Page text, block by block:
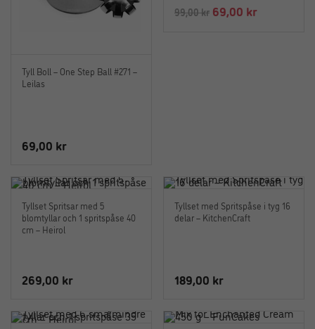
99,00kr Det
69,00 krDet
Tyll Boll – One Step Ball #271 –
Leilas
69,00 kr
Tyllset Spritsar med 5
blomtyllar och 1 spritspåse 40
cm – Heirol
269,00 kr
Tyllset med Spritspåse i tyg 16
delar – KitchenCraft
189,00 kr